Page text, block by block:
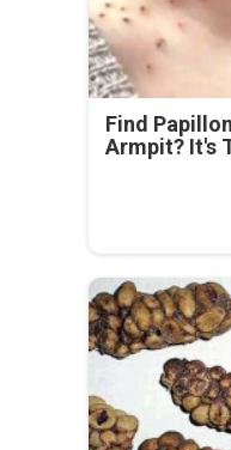
Find
Armpit? It's